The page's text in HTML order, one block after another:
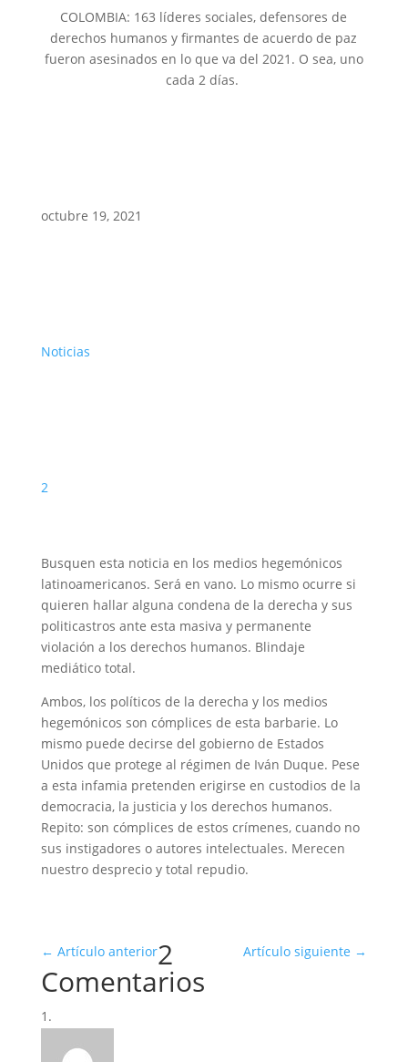
COLOMBIA: 163 líderes sociales, defensores de
derechos humanos y firmantes de acuerdo de paz
fueron asesinados en lo que va del 2021. O sea, uno
cada 2 días.
octubre 19, 2021
Noticias
2
Busquen esta noticia en los medios hegemónicos
latinoamericanos. Será en vano. Lo mismo ocurre si
quieren hallar alguna condena de la derecha y sus
politicastros ante esta masiva y permanente
violación a los derechos humanos. Blindaje
mediático total.
Ambos, los políticos de la derecha y los medios
hegemónicos son cómplices de esta barbarie. Lo
mismo puede decirse del gobierno de Estados
Unidos que protege al régimen de Iván Duque. Pese
a esta infamia pretenden erigirse en custodios de la
democracia, la justicia y los derechos humanos.
Repito: son cómplices de estos crímenes, cuando no
sus instigadores o autores intelectuales. Merecen
nuestro desprecio y total repudio.
← Artículo anterior Artículo siguiente →
2
Comentarios